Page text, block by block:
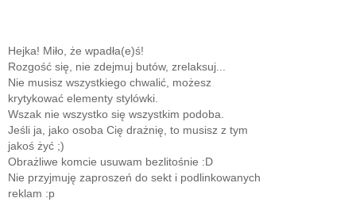
Hejka! Miło, że wpadła(e)ś!
Rozgość się, nie zdejmuj butów, zrelaksuj...
Nie musisz wszystkiego chwalić, możesz
krytykować elementy stylówki.
Wszak nie wszystko się wszystkim podoba.
Jeśli ja, jako osoba Cię drażnię, to musisz z tym
jakoś żyć ;)
Obrażliwe komcie usuwam bezlitośnie :D
Nie przyjmuję zaproszeń do sekt i podlinkowanych
reklam :p